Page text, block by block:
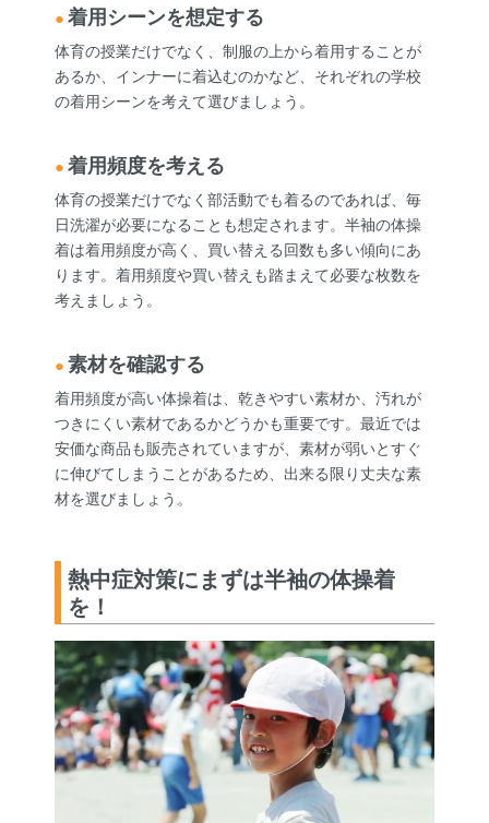
着用シーンを想定する
体育の授業だけでなく、制服の上から着用することが
あるか、インナーに着込むのかなど、それぞれの学校
の着用シーンを考えて選びましょう。
着用頻度を考える
体育の授業だけでなく部活動でも着るのであれば、毎
日洗濯が必要になることも想定されます。半袖の体操
着は着用頻度が高く、買い替える回数も多い傾向にあ
ります。着用頻度や買い替えも踏まえて必要な枚数を
考えましょう。
素材を確認する
着用頻度が高い体操着は、乾きやすい素材か、汚れが
つきにくい素材であるかどうかも重要です。最近では
安価な商品も販売されていますが、素材が弱いとすぐ
に伸びてしまうことがあるため、出来る限り丈夫な素
材を選びましょう。
熱中症対策にまずは半袖の体操着
を！